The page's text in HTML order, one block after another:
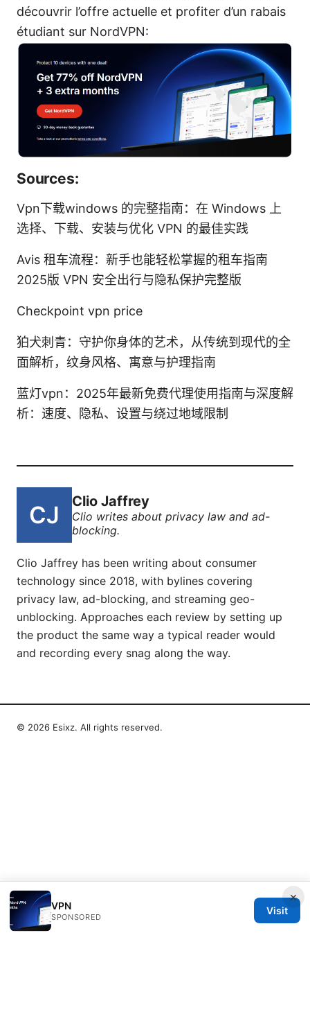
découvrir l’offre actuelle et profiter d’un rabais
étudiant sur NordVPN:
Sources:
Vpn下载windows 的完整指南：在 Windows 上
选择、下载、安装与优化 VPN 的最佳实践
Avis 租车流程：新手也能轻松掌握的租车指南
2025版 VPN 安全出行与隐私保护完整版
Checkpoint vpn price
狛犬刺青：守护你身体的艺术，从传统到现代的全
面解析，纹身风格、寓意与护理指南
蓝灯vpn：2025年最新免费代理使用指南与深度解
析：速度、隐私、设置与绕过地域限制
Clio Jaffrey
Clio writes about privacy law and ad-
blocking.
Clio Jaffrey has been writing about consumer
technology since 2018, with bylines covering
privacy law, ad-blocking, and streaming geo-
unblocking. Approaches each review by setting up
the product the same way a typical reader would
and recording every snag along the way.
×
VPN
SPONSORED
Visit
© 2026 Esixz. All rights reserved.